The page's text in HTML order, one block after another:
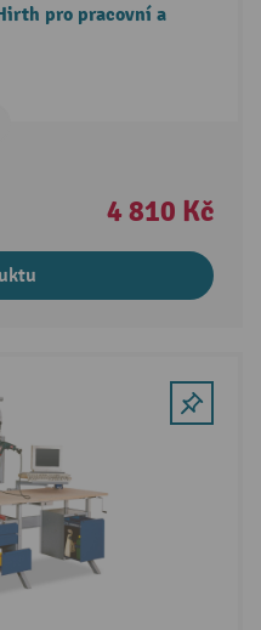
pro pracovní a
4 810 Kč